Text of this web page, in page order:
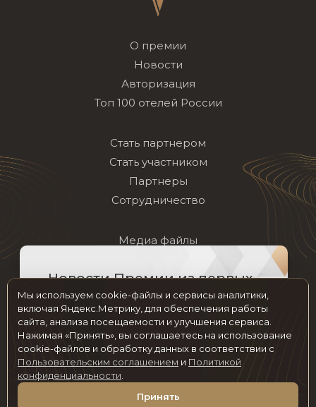
О премии
Новости
Авторизация
Топ 100 отелей России
Стать партнером
Стать участником
Партнеры
Сотрудничество
Медиа файлы
Частые вопросы
Контакты
Мы в социальных сетях
© 2026 hotelawards.ru Все права защищены
Пользовательское соглашение
Новости Премии из первых
рук на нашем канале!
ПОДПИСАТЬСЯ
Спасибо, не сейчас
Мы используем cookie-файлы и сервисы аналитики,
включая Яндекс.Метрику, для обеспечения работы
сайта, анализа посещаемости и улучшения сервиса.
Нажимая «Принять», вы соглашаетесь на использование
cookie-файлов и обработку данных в соответствии с
Пользовательским соглашением и Политикой
конфиденциальности
Принять